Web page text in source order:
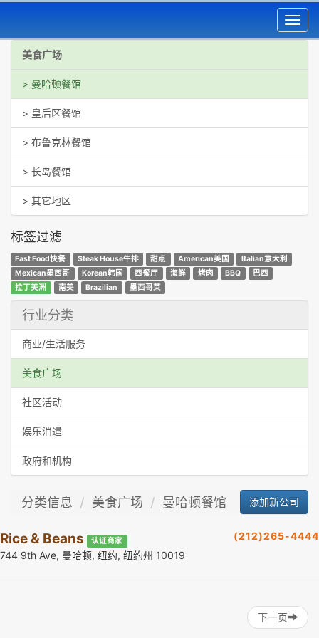
美食广场
> 曼哈顿餐馆
> 皇后区餐馆
> 布鲁克林餐馆
> 长岛餐馆
> 其它地区
标签过滤
Fast Food快餐 Steak House牛排 甜点 American美国
Italian意大利
Mexican墨西哥
Korean韩国 西餐厅 海鲜 烤肉 BBQ
巴西
拉丁美洲
南美 Brazilian 墨西哥菜
行业分类
商业/生活服务
美食广场
社区活动
娱乐消遣
政府和机构
添加新公司
分类信息 美食广场 曼哈顿餐馆
(212)265-4444
Rice & Beans 认证商家
744 9th Ave, 曼哈顿, 纽约, 纽约州 10019
下一页